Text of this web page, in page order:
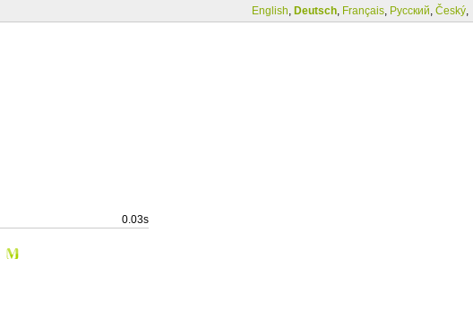
English, Deutsch, Français, Русский, Český,
0.03s